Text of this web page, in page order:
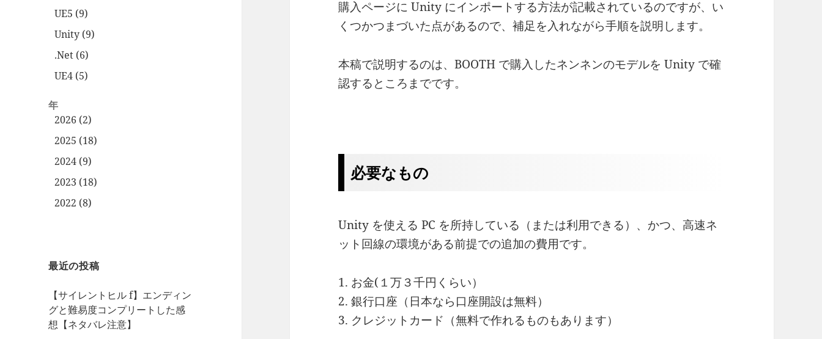
UE5 (9)
Unity (9)
.Net (6)
UE4 (5)
年
2026 (2)
2025 (18)
2024 (9)
2023 (18)
2022 (8)
最近の投稿
【サイレントヒル f】エンディン
グと難易度コンプリートした感
想【ネタバレ注意】
購入ページに Unity にインポートする方法が記載されているのですが、い
くつかつまづいた点があるので、補足を入れながら手順を説明します。
本稿で説明するのは、BOOTH で購入したネンネンのモデルを Unity で確
認するところまでです。
必要なもの
Unity を使える PC を所持している（または利用できる）、かつ、高速ネ
ット回線の環境がある前提での追加の費用です。
1. お金(１万３千円くらい）
2. 銀行口座（日本なら口座開設は無料）
3. クレジットカード（無料で作れるものもあります）